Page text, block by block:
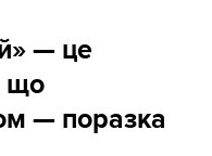
— це
що
— поразка